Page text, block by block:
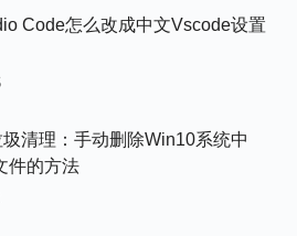
Code怎么改成中文vscode设置
清理：手动删除win10系统中
件的方法